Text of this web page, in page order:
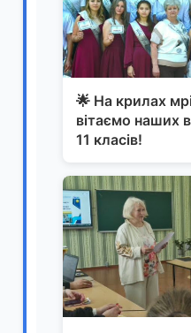
🌟 На крилах
вітаємо наших
11 класів!